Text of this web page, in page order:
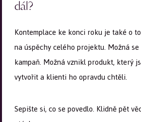
dál?
Kontemplace ke konci roku je také o
na úspěchy celého projektu. Možná
kampaň. Možná vznikl produkt, který
vytvořit a klienti ho opravdu chtěli.
Sepište si, co se povedlo. Klidně pět